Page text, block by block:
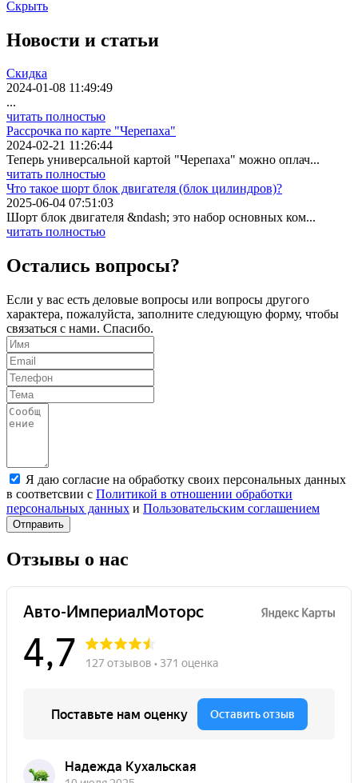
Скрыть
Новости и статьи
Скидка
2024-01-08 11:49:49
...
читать полностью
Рассрочка по карте "Черепаха"
2024-02-21 11:26:44
Теперь универсальной картой "Черепаха" можно оплач...
читать полностью
Что такое шорт блок двигателя (блок цилиндров)?
2025-06-04 07:51:03
Шорт блок двигателя &ndash; это набор основных ком...
читать полностью
Остались вопросы?
Если у вас есть деловые вопросы или вопросы другого
характера, пожалуйста, заполните следующую форму, чтобы
связаться с нами. Спасибо.
Я даю согласие на обработку своих персональных данных
в соответсвии с Политикой в отношении обработки
персональных данных и Пользовательским соглашением
Отправить
Отзывы о нас